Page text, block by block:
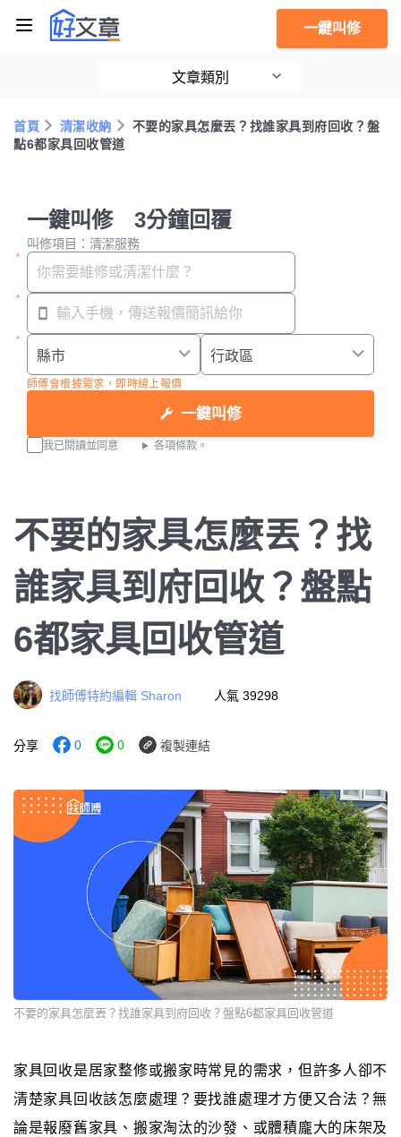
一鍵叫修
文章類別
首頁 清潔收納
不要的家具怎麼丟？找誰家具到府回收？盤
點6都家具回收管道
一鍵叫修 3分鐘回覆
叫修項目：清潔服務
師傅會根據需求，即時線上報價
一鍵叫修
我已閱讀並同意 各項條款。
不要的家具怎麼丟？找
誰家具到府回收？盤點
6都家具回收管道
找師傅特約編輯 Sharon 人氣 39298
分享 0 0 複製連結
不要的家具怎麼丟？找誰家具到府回收？盤點6都家具回收管道
家具回收是居家整修或搬家時常見的需求，但許多人卻不
清楚家具回收該怎麼處理？要找誰處理才方便又合法？無
論是報廢舊家具、搬家淘汰的沙發、或體積龐大的床架及